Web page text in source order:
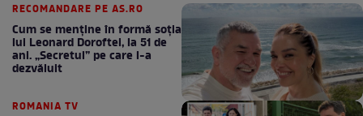
RECOMANDARE PE AS.RO
Cum se menţine în formă soţia
lui Leonard Doroftei, la 51 de
ani. „Secretul” pe care l-a
dezvăluit
ROMANIA TV